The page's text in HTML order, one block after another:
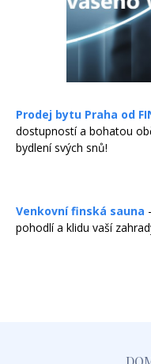
Prodej bytu Praha od
dostupností a bohatou
bydlení svých snů!
Venkovní finská sauna
pohodlí a klidu vaší